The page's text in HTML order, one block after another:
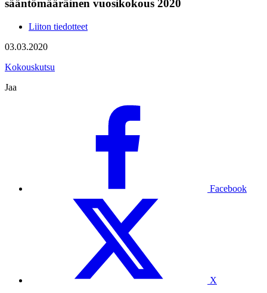
sääntömääräinen vuosikokous 2020
Liiton tiedotteet
03.03.2020
Kokouskutsu
Jaa
Facebook
X